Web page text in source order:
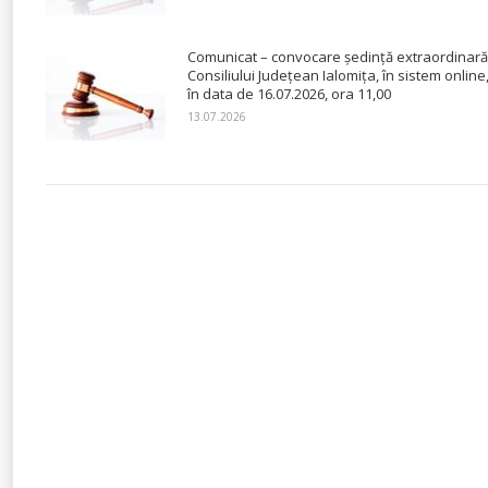
Comunicat – convocare ședință
Consiliului Județean Ialomița, în sistem online,
în data de 16.07.2026, ora 11,00
13.07.2026